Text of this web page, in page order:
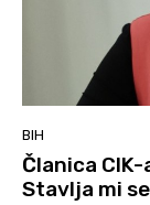
BIH
Članica
Stavlja mi